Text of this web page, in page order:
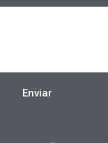
Enviar